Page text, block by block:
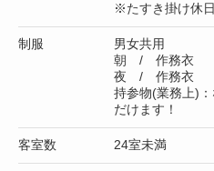
※たすき掛け休
制服
男女共用
朝 / 作務衣
夜 / 作務衣
持参物(業務上)
だけます！
客室数 24室未満